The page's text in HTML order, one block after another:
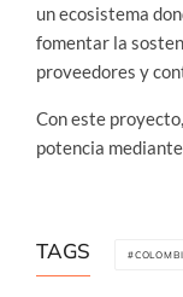
un ecosistema
fomentar la
proveedores y
Con este
potencia
TAGS